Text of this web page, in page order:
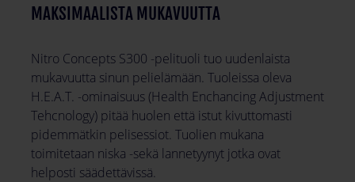
MAKSIMAALISTA MUKAVUUTTA
Nitro Concepts S300 -pelituoli tuo uudenlaista
mukavuutta sinun pelielämään. Tuoleissa oleva
H.E.A.T. -ominaisuus (Health Enchancing Adjustment
Tehcnology) pitää huolen että istut kivuttomasti
pidemmätkin pelisessiot. Tuolien mukana
toimitetaan niska -sekä lannetyynyt jotka ovat
helposti säädettävissä.